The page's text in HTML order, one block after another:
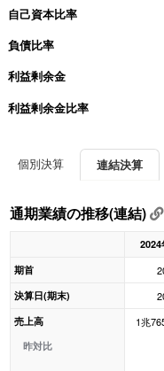
自己資本比率
負債比率
利益剰余金
利益剰余金比率
個別決算 連結決算
通期業績の推移(連結)
2024
期首
決算日(期末)
売上高
昨対比
1兆